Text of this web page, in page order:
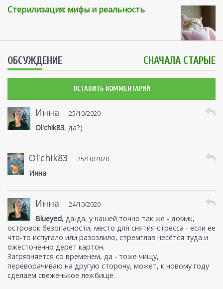
Стерилизация: мифы и реальность
ОБСУЖДЕНИЕ СНАЧАЛА СТАРЫЕ
ОСТАВИТЬ КОММЕНТАРИЙ
Инна 25/10/2020
Ol'chik83, да?)
Ol'chik83 25/10/2020
Инна
Инна 24/10/2020
Blueyed, да-да, у нашей точно так же - домик,
островок безопасности, место для снятия стресса - если ее
что-то испугало или разозлило, стремглав несётся туда и
ожесточенно дерет картон.
Загрязняется со временем, да - тоже чищу,
переворачиваю на другую сторону, может, к новому году
сделаем свеженькое лежбище.